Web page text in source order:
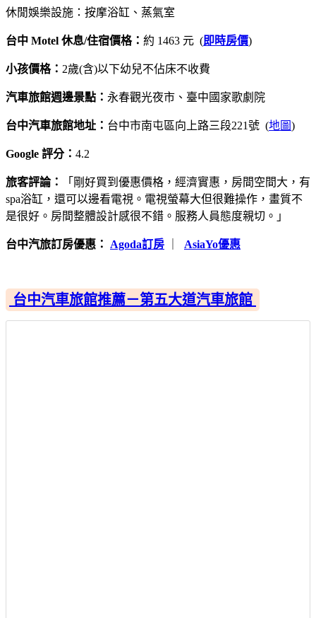
休閒娛樂設施：按摩浴缸、蒸氣室
台中 Motel 休息/住宿價格： 約 1463 元 (即時房價)
小孩價格： 2歲(含)以下幼兒不佔床不收費
汽車旅館週邊景點： 永春觀光夜市、臺中國家歌劇院
台中汽車旅館地址： 台中市南屯區向上路三段221號 (地圖)
Google 評分： 4.2
旅客評論：
「剛好買到優惠價格，經濟實惠，房間空間大，有
spa浴缸，還可以邊看電視。電視螢幕大但很難操作，畫質不
是很好。房間整體設計感很不錯。服務人員態度親切。」
台中汽旅訂房優惠： Agoda訂房 AsiaYo優惠
台中汽車旅館推薦－第五大道汽車旅館